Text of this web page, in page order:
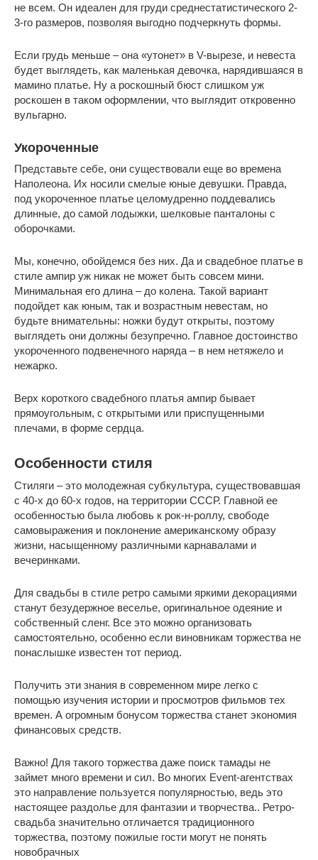
не всем. Он идеален для груди среднестатистического 2-
3-го размеров, позволяя выгодно подчеркнуть формы.
Если грудь меньше – она «утонет» в V-вырезе, и невеста
будет выглядеть, как маленькая девочка, нарядившаяся в
мамино платье. Ну а роскошный бюст слишком уж
роскошен в таком оформлении, что выглядит откровенно
вульгарно.
Укороченные
Представьте себе, они существовали еще во времена
Наполеона. Их носили смелые юные девушки. Правда,
под укороченное платье целомудренно поддевались
длинные, до самой лодыжки, шелковые панталоны с
оборочками.
Мы, конечно, обойдемся без них. Да и свадебное платье в
стиле ампир уж никак не может быть совсем мини.
Минимальная его длина – до колена. Такой вариант
подойдет как юным, так и возрастным невестам, но
будьте внимательны: ножки будут открыты, поэтому
выглядеть они должны безупречно. Главное достоинство
укороченного подвенечного наряда – в нем нетяжело и
нежарко.
Верх короткого свадебного платья ампир бывает
прямоугольным, с открытыми или приспущенными
плечами, в форме сердца.
Особенности стиля
Стиляги – это молодежная субкультура, существовавшая
с 40-х до 60-х годов, на территории СССР. Главной ее
особенностью была любовь к рок-н-роллу, свободе
самовыражения и поклонение американскому образу
жизни, насыщенному различными карнавалами и
вечеринками.
Для свадьбы в стиле ретро самыми яркими декорациями
станут безудержное веселье, оригинальное одеяние и
собственный сленг. Все это можно организовать
самостоятельно, особенно если виновникам торжества не
понаслышке известен тот период.
Получить эти знания в современном мире легко с
помощью изучения истории и просмотров фильмов тех
времен. А огромным бонусом торжества станет экономия
финансовых средств.
Важно! Для такого торжества даже поиск тамады не
займет много времени и сил. Во многих Event-агентствах
это направление пользуется популярностью, ведь это
настоящее раздолье для фантазии и творчества.. Ретро-
свадьба значительно отличается традиционного
торжества, поэтому пожилые гости могут не понять
новобрачных